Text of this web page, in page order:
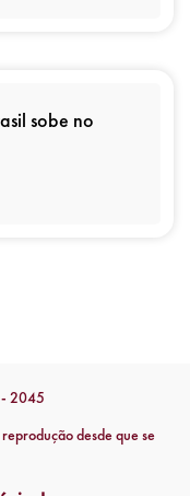
sobe no
- 2045
desde que se